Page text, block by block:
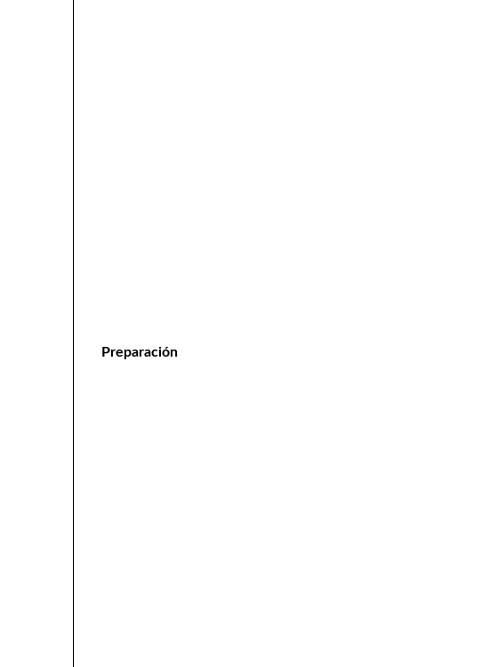
Preparación